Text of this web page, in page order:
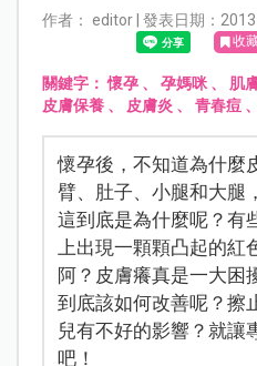
作者： editor | 發表日期：
收
關鍵字：懷孕 、孕媽咪 、 肌
皮膚保養、 皮膚炎 、 青春痘
懷孕後，不知道為什麼
臂、肚子、小腿和大腿
這到底是為什麼呢？有
上出現一顆顆凸起的
阿？皮膚癢真是一大困
到底該如何改善呢？擦
兒有不好的影響？就讓
吧！